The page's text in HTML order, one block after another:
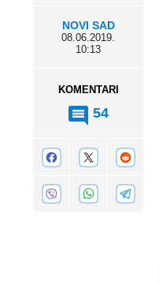
NOVI SAD
08.06.2019.
10:13
KOMENTARI
54